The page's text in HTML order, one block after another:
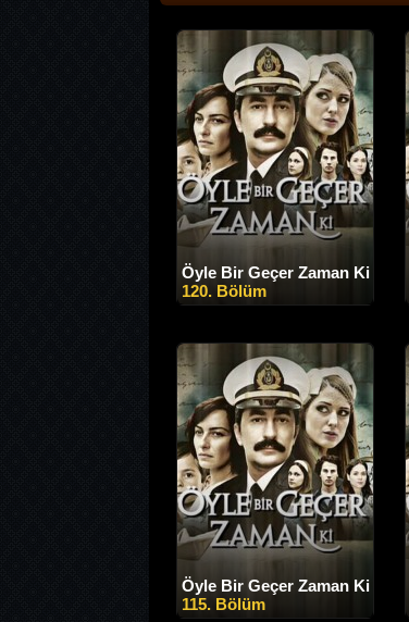
Öyle Bir Geçer Zaman Ki
120. Bölüm
Öyle Bir Geçer Zaman Ki
115. Bölüm